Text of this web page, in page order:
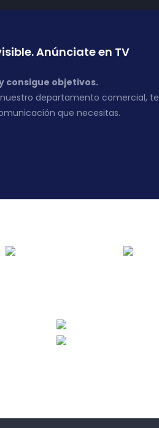
Anúnciate en TV
consigue objetivos.
departamento comercial, te
que necesitas.